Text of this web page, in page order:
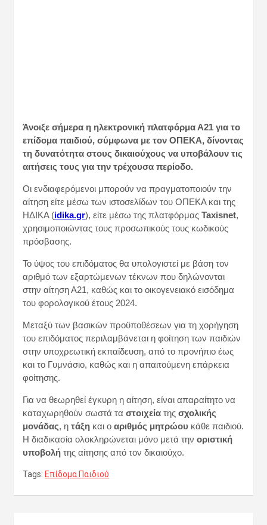
Άνοιξε σήμερα η ηλεκτρονική πλατφόρμα Α21 για το
επίδομα παιδιού, σύμφωνα με τον ΟΠΕΚΑ, δίνοντας
τη δυνατότητα στους δικαιούχους να υποβάλουν τις
αιτήσεις τους για την τρέχουσα περίοδο.
Οι ενδιαφερόμενοι μπορούν να πραγματοποιούν την
αίτηση είτε μέσω των ιστοσελίδων του ΟΠΕΚΑ και της
ΗΔΙΚΑ (idika.gr), είτε μέσω της πλατφόρμας Taxisnet,
χρησιμοποιώντας τους προσωπικούς τους κωδικούς
πρόσβασης.
Το ύψος του επιδόματος θα υπολογιστεί με βάση τον
αριθμό των εξαρτώμενων τέκνων που δηλώνονται
στην αίτηση Α21, καθώς και το οικογενειακό εισόδημα
του φορολογικού έτους 2024.
Μεταξύ των βασικών προϋποθέσεων για τη χορήγηση
του επιδόματος περιλαμβάνεται η φοίτηση των παιδιών
στην υποχρεωτική εκπαίδευση, από το προνήπιο έως
και το Γυμνάσιο, καθώς και η απαιτούμενη επάρκεια
φοίτησης.
Για να θεωρηθεί έγκυρη η αίτηση, είναι απαραίτητο να
καταχωρηθούν σωστά τα στοιχεία της σχολικής
μονάδας, η τάξη και ο αριθμός μητρώου κάθε παιδιού.
Η διαδικασία ολοκληρώνεται μόνο μετά την οριστική
υποβολή της αίτησης από τον δικαιούχο.
Tags: Επίδομα Παιδιού